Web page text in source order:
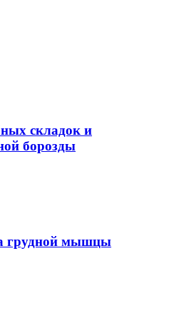
складок и
борозды
грудной мышцы